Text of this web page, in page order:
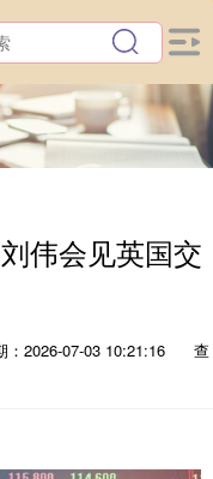
伟会见英国交
：2026-07-03 10:21:16
查